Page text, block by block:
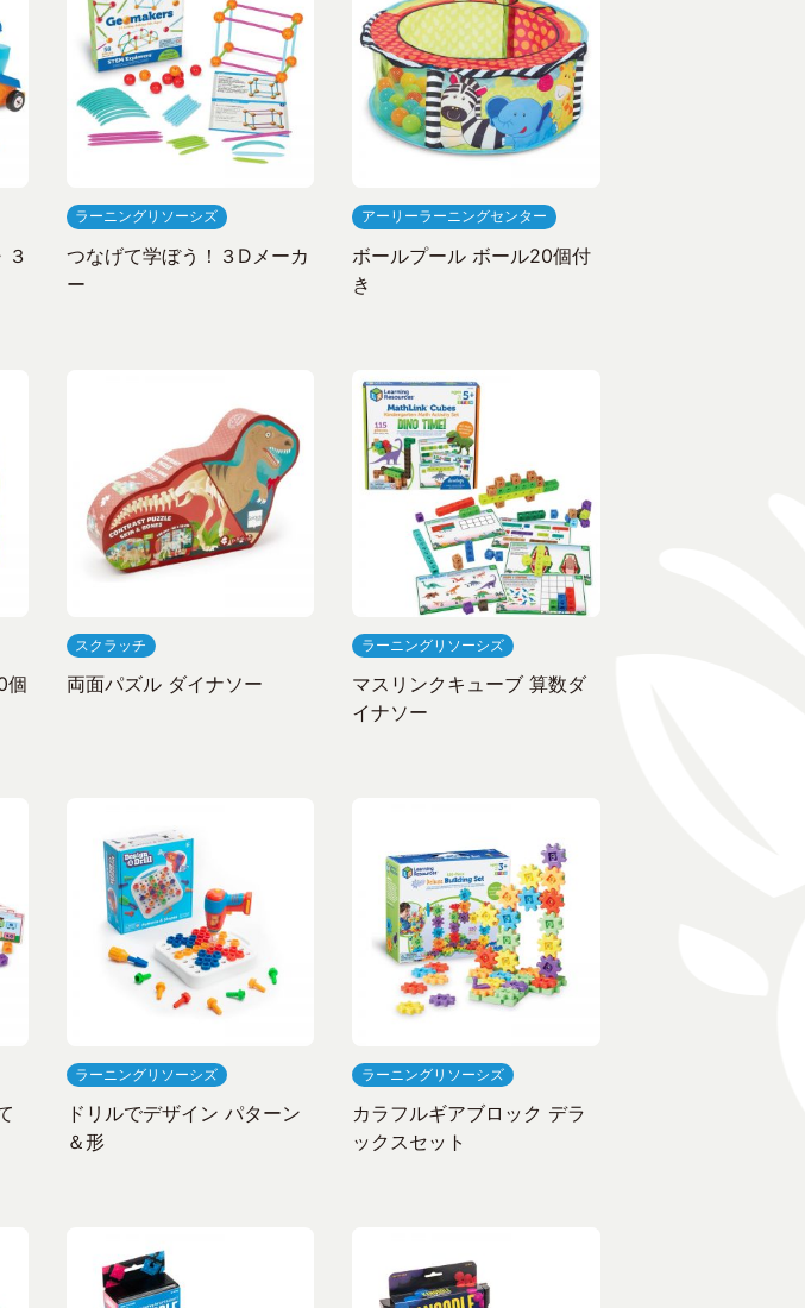
ラーニングリソーシズ
つなげて学ぼう！３Dメーカ
ー
アーリーラーニングセンター
ボールプール ボール20個付
き
個
スクラッチ
両面パズル ダイナソー
ラーニングリソーシズ
マスリンクキューブ 算数ダ
イナソー
ラーニングリソーシズ
ドリルでデザイン パターン
＆形
ラーニングリソーシズ
カラフルギアブロック デラ
ックスセット